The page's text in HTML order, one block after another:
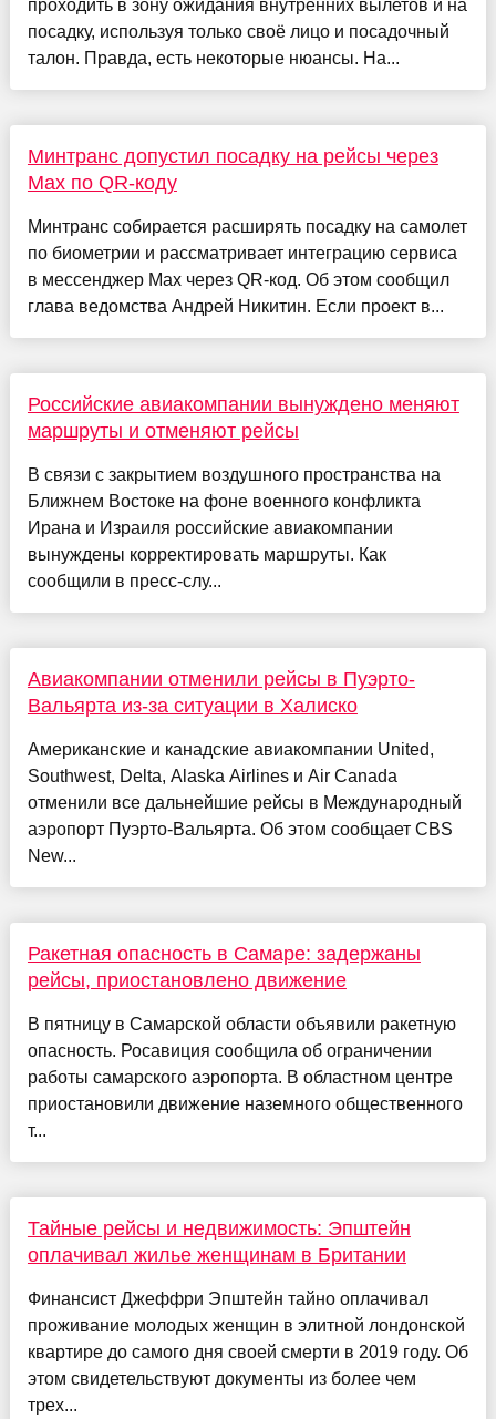
проходить в зону ожидания внутренних вылетов и на
посадку, используя только своё лицо и посадочный
талон. Правда, есть некоторые нюансы. На...
Минтранс допустил посадку на рейсы через
Max по QR-коду
Минтранс собирается расширять посадку на самолет
по биометрии и рассматривает интеграцию сервиса
в мессенджер Max через QR-код. Об этом сообщил
глава ведомства Андрей Никитин. Если проект в...
Российские авиакомпании вынуждено меняют
маршруты и отменяют рейсы
В связи с закрытием воздушного пространства на
Ближнем Востоке на фоне военного конфликта
Ирана и Израиля российские авиакомпании
вынуждены корректировать маршруты. Как
сообщили в пресс-слу...
Авиакомпании отменили рейсы в Пуэрто-
Вальярта из-за ситуации в Халиско
Американские и канадские авиакомпании United,
Southwest, Delta, Alaska Airlines и Air Canada
отменили все дальнейшие рейсы в Международный
аэропорт Пуэрто-Вальярта. Об этом сообщает CBS
New...
Ракетная опасность в Самаре: задержаны
рейсы, приостановлено движение
В пятницу в Самарской области объявили ракетную
опасность. Росавиция сообщила об ограничении
работы самарского аэропорта. В областном центре
приостановили движение наземного общественного
т...
Тайные рейсы и недвижимость: Эпштейн
оплачивал жилье женщинам в Британии
Финансист Джеффри Эпштейн тайно оплачивал
проживание молодых женщин в элитной лондонской
квартире до самого дня своей смерти в 2019 году. Об
этом свидетельствуют документы из более чем
трех...